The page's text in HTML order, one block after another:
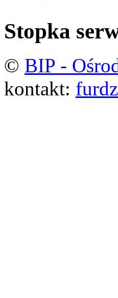
Stopka
© BIP -
kontakt: